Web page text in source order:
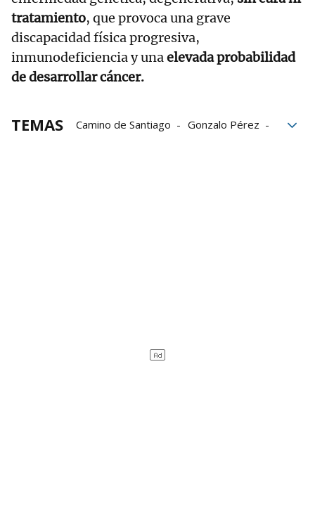
tratamiento, que provoca una grave
discapacidad física progresiva,
inmunodeficiencia y unaelevada probabilidad
de desarrollar cáncer.
TEMAS Camino de Santiago
Gonzalo Pérez